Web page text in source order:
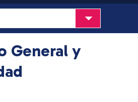
General y